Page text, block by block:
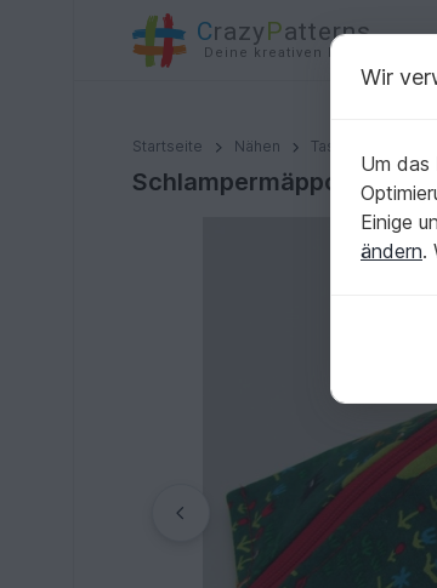
CrazyPatterns
Deine kreativen Ideen
Startseite Nähen Taschen
Schlampermäppchen Federmäppchen
Schlampermäppchen
Wir
Um das
Einige
ändern.